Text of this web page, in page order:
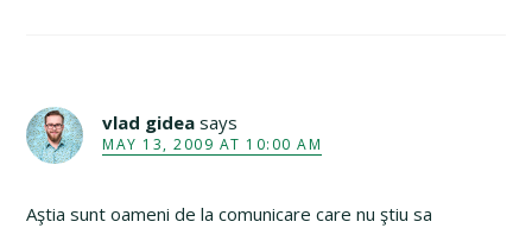
vlad gidea says
MAY 13, 2009 AT 10:00 AM
Aştia sunt oameni de la comunicare care nu ştiu sa